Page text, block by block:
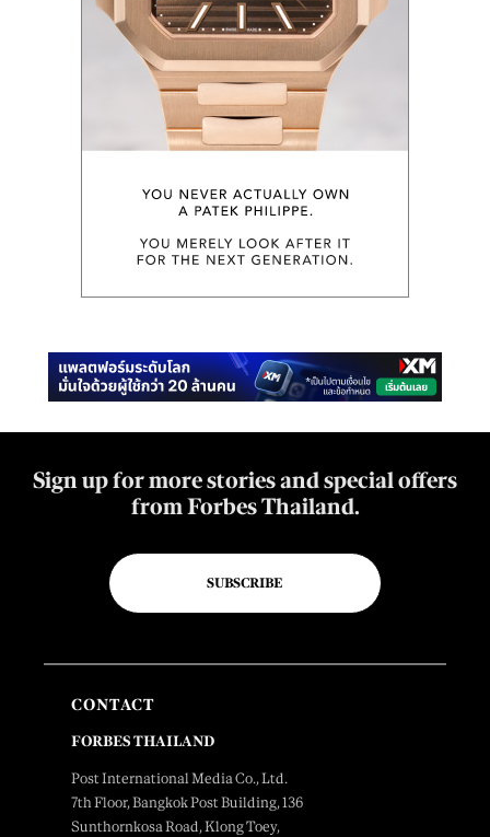
Sign up for more stories and special offers
from Forbes Thailand.
SUBSCRIBE
CONTACT
FORBES THAILAND
Post International Media Co., Ltd.
7th Floor, Bangkok Post Building, 136
Sunthornkosa Road, Klong Toey,